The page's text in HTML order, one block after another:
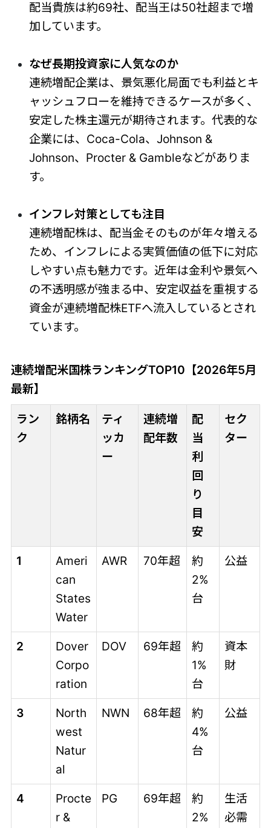
配当貴族は約69社、配当王は50社超まで増
加しています。
なぜ長期投資家に人気なのか
連続増配企業は、景気悪化局面でも利益とキ
ャッシュフローを維持できるケースが多く、
安定した株主還元が期待されます。代表的な
企業には、Coca-Cola、Johnson &
Johnson、Procter & Gambleなどがありま
す。
インフレ対策としても注目
連続増配株は、配当金そのものが年々増える
ため、インフレによる実質価値の低下に対応
しやすい点も魅力です。近年は金利や景気へ
の不透明感が強まる中、安定収益を重視する
資金が連続増配株ETFへ流入しているとされ
ています。
連続増配米国株ランキングTOP10【2026年5月
最新】
ラン
ク
銘柄名
ティ
ッカ
ー
連続増
配年数
配
当
利
回
り
目
安
セク
ター
1
Ameri
can
States
Water
AWR 70年超
約
2%
台
公益
2
Dover
Corpo
ration
DOV 69年超
約
1%
台
資本
財
3
North
west
Natur
al
NWN 68年超
約
4%
台
公益
4
Procte
r &
PG 69年超
約
2%
生活
必需